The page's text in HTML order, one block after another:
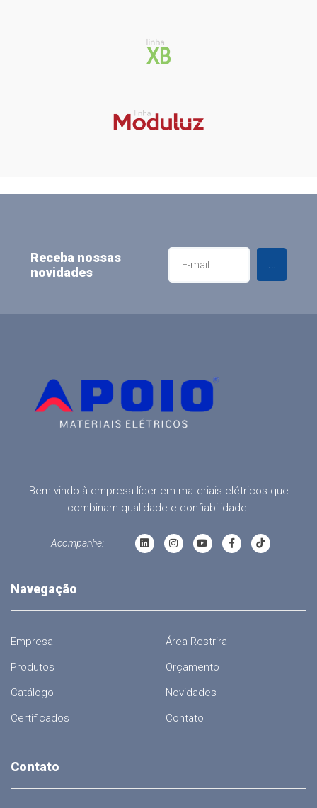
Receba nossas
novidades
Enviar
Bem-vindo à empresa líder em materiais elétricos que
combinam qualidade e confiabilidade.
Acompanhe:
Navegação
Empresa
Produtos
Catálogo
Certificados
Área Restrira
Orçamento
Novidades
Contato
Contato